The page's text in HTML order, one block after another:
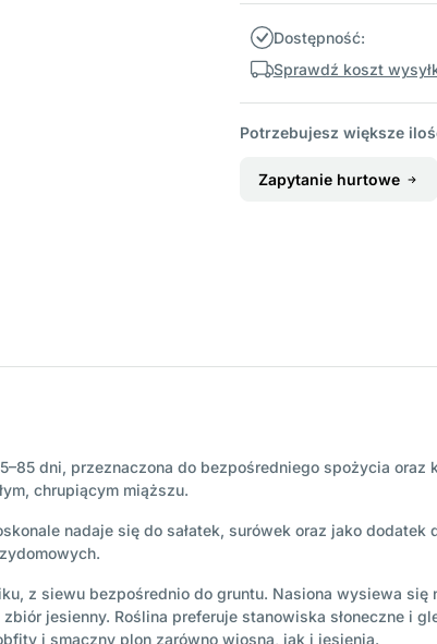
Dostępność:
Sprawdź koszt
Potrzebujesz większe
Zapytanie hurtowe
dni, przeznaczona do bezpośredniego spożycia oraz
chrupiącym miąższu.
nadaje się do sałatek, surówek oraz jako
z siewu bezpośrednio do gruntu. Nasiona wysiewa się
jesienny. Roślina preferuje stanowiska słoneczne i
i smaczny plon zarówno wiosną, jak i jesienią.